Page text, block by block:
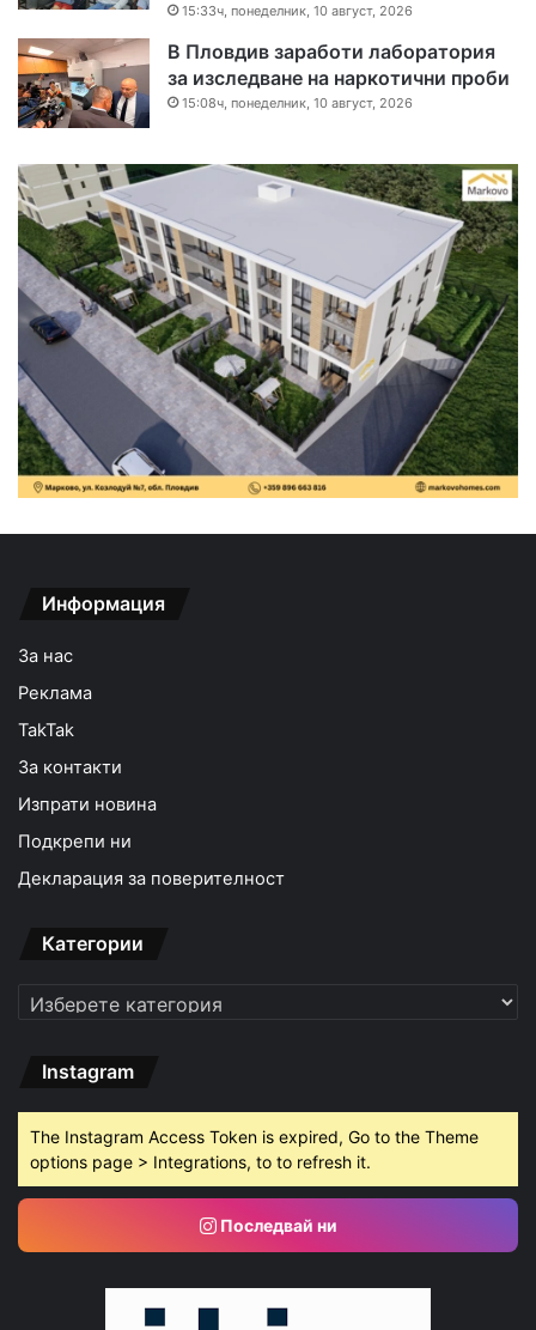
15:33ч, понеделник, 10 август, 2026
В Пловдив заработи лаборатория
за изследване на наркотични проби
15:08ч, понеделник, 10 август, 2026
Информация
За нас
Реклама
TakTak
За контакти
Изпрати новина
Подкрепи ни
Декларация за поверителност
Категории
Категории
Instagram
The Instagram Access Token is expired, Go to the Theme
options page > Integrations, to to refresh it.
Последвай ни